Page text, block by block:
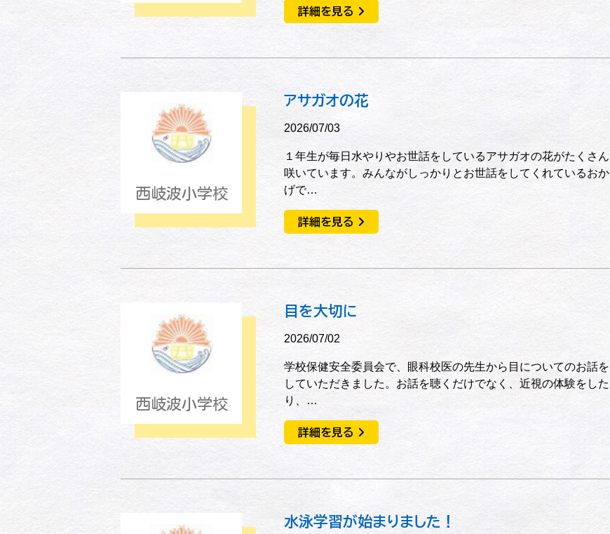
詳細を見る
西岐波小学校
アサガオの花
2026/07/03
１年生が毎日水やりやお世話をしているアサガオの花がたくさん
咲いています。みんながしっかりとお世話をしてくれているおか
げで…
詳細を見る
西岐波小学校
目を大切に
2026/07/02
学校保健安全委員会で、眼科校医の先生から目についてのお話を
していただきました。お話を聴くだけでなく、近視の体験をした
り、…
詳細を見る
水泳学習が始まりました！